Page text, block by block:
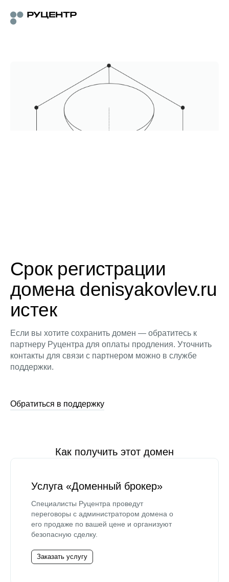
Срок регистрации
домена denisyakovlev.ru
истек
Если вы хотите сохранить домен — обратитесь к
партнеру Руцентра для оплаты продления. Уточнить
контакты для связи с партнером можно в службе
поддержки.
Обратиться в поддержку
Как получить этот домен
Услуга «Доменный брокер»
Специалисты Руцентра проведут
переговоры с администратором домена о
его продаже по вашей цене и организуют
безопасную сделку.
Заказать услугу